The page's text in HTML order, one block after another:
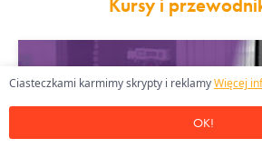
Kursy i
Ciasteczkami karmimy skrypty i reklamyWięcej
OK!